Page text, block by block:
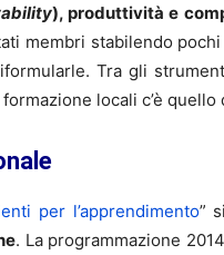
), produttività e
membri stabilendo
Tra gli
locali c’è quello
per l’apprendimento”
. La programmazione